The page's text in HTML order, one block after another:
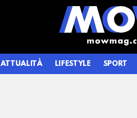
ATTUALITÀ LIFESTYLE SPORT